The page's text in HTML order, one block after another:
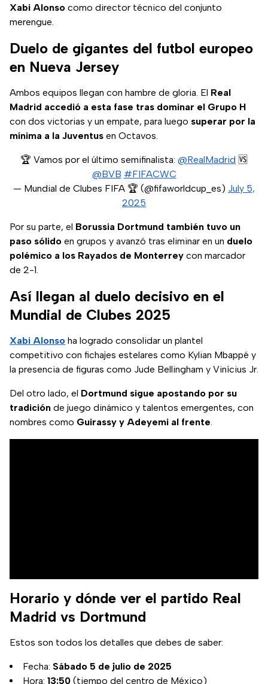
Xabi Alonso como director técnico del conjunto
merengue.
Duelo de gigantes del futbol europeo
en Nueva Jersey
Ambos equipos llegan con hambre de gloria. El Real
Madrid accedió a esta fase tras dominar el Grupo H
con dos victorias y un empate, para luego superar por la
mínima a la Juventus en Octavos.
🏆 Vamos por el último semifinalista: @RealMadrid 🆚
@BVB #FIFACWC
— Mundial de Clubes FIFA 🏆 (@fifaworldcup_es) July 5,
2025
Por su parte, el Borussia Dortmund también tuvo un
paso sólido en grupos y avanzó tras eliminar en un duelo
polémico a los Rayados de Monterrey con marcador
de 2-1.
Así llegan al duelo decisivo en el
Mundial de Clubes 2025
Xabi Alonso ha logrado consolidar un plantel
competitivo con fichajes estelares como Kylian Mbappé y
la presencia de figuras como Jude Bellingham y Vinícius Jr.
Del otro lado, el Dortmund sigue apostando por su
tradición de juego dinámico y talentos emergentes, con
nombres como Guirassy y Adeyemi al frente.
Horario y dónde ver el partido Real
Madrid vs Dortmund
Estos son todos los detalles que debes de saber:
Fecha: Sábado 5 de julio de 2025
Hora: 13:50 (tiempo del centro de México)